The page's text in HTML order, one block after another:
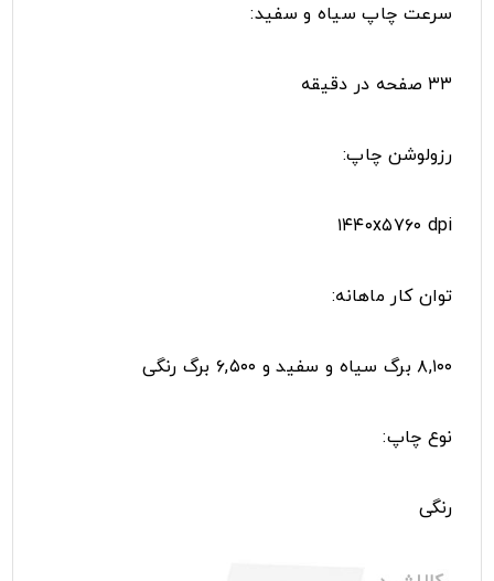
سرعت چاپ سیاه و سفید:
۳۳ صفحه در دقیقه
رزولوشن چاپ:
۱۴۴۰x۵۷۶۰ dpi
توان کار ماهانه:
۸,۱۰۰ برگ سیاه و سفید و ۶,۵۰۰ برگ رنگی
نوع چاپ:
رنگی